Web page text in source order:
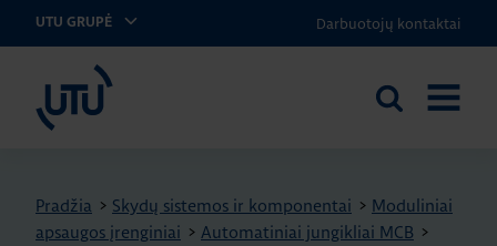
UTU GRUPĖ Darbuotojų kontaktai
UTU Lithuania
Ieškoti
Pradžia > Skydų sistemos ir komponentai > Moduliniai
apsaugos įrenginiai > Automatiniai jungikliai MCB >